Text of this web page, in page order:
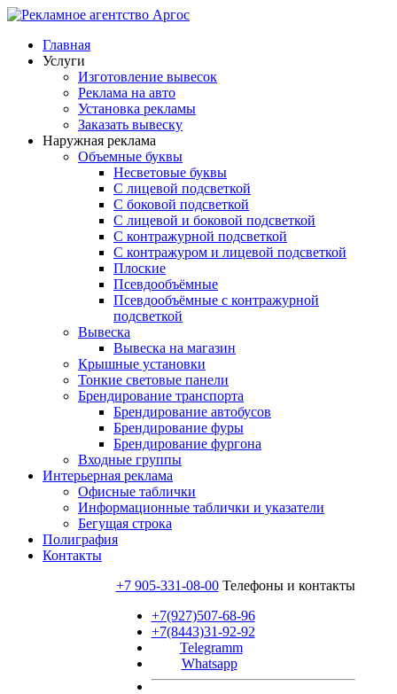
Главная
Услуги
Изготовление вывесок
Реклама на авто
Установка рекламы
Заказать вывеску
Наружная реклама
Объемные буквы
Несветовые буквы
С лицевой подсветкой
С боковой подсветкой
С лицевой и боковой подсветкой
С контражурной подсветкой
С контражуром и лицевой подсветкой
Плоские
Псевдообъёмные
Псевдообъёмные с контражурной
подсветкой
Вывеска
Вывеска на магазин
Крышные установки
Тонкие световые панели
Брендирование транспорта
Брендирование автобусов
Брендирование фуры
Брендирование фургона
Входные группы
Интерьерная реклама
Офисные таблички
Информационные таблички и указатели
Бегущая строка
Полиграфия
Контакты
+7 905-331-08-00 Телефоны и контакты
+7(927)507-68-96
+7(8443)31-92-92
Telegramm
Whatsapp